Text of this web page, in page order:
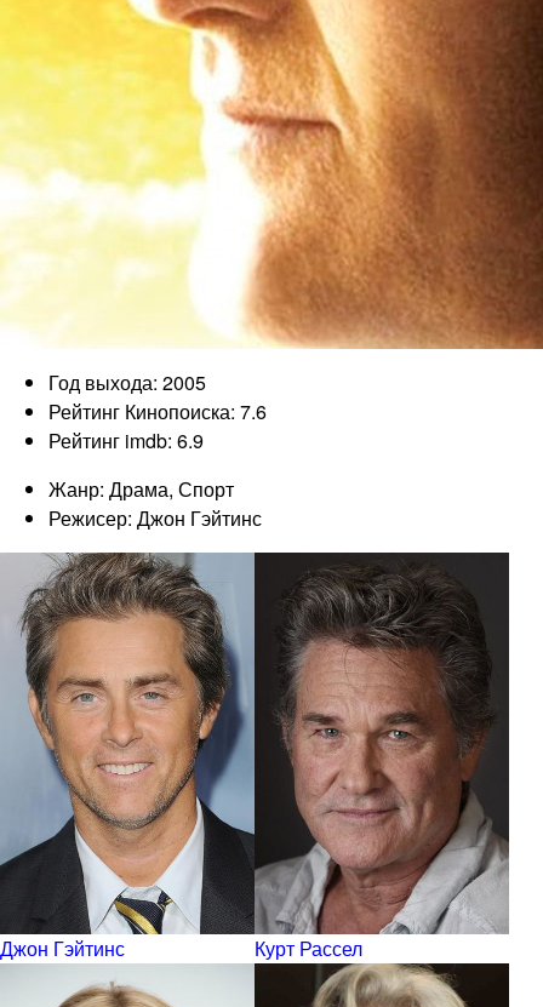
Год выхода: 2005
Рейтинг Кинопоиска: 7.6
Рейтинг imdb: 6.9
Жанр: Драма, Спорт
Режисер: Джон Гэйтинс
Джон Гэйтинс Курт Рассел